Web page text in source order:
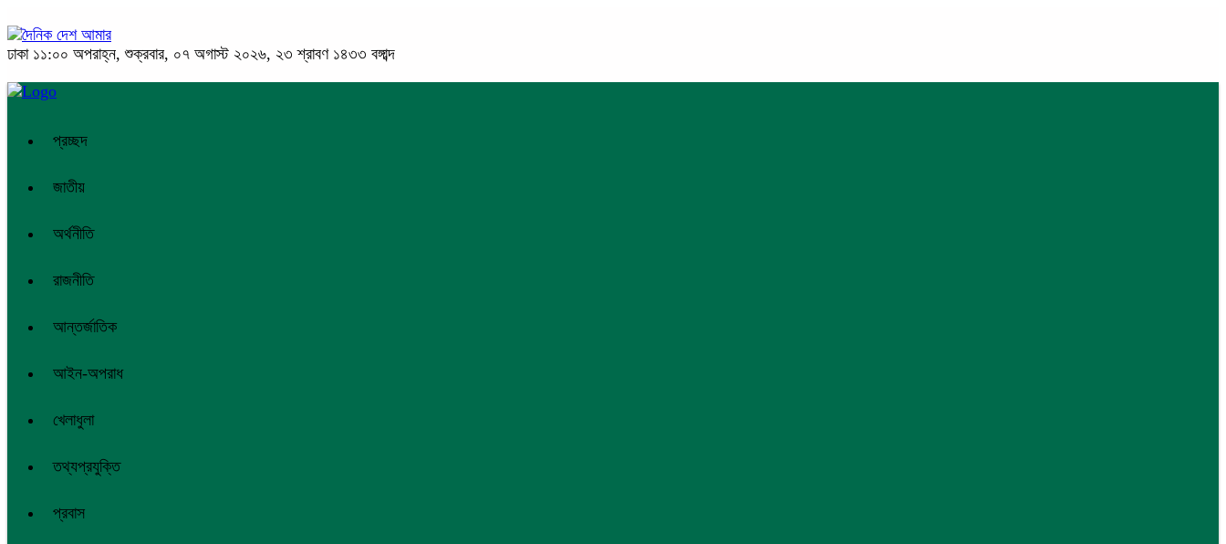
ঢাকা ১১:০০ অপরাহ্ন, শুক্রবার, ০৭ অগাস্ট ২০২৬, ২৩ শ্রাবণ ১৪৩৩ বঙ্গাব্দ
প্রচ্ছদ
জাতীয়
অর্থনীতি
রাজনীতি
আন্তর্জাতিক
আইন-অপরাধ
খেলাধুলা
তথ্যপ্রযুক্তি
প্রবাস